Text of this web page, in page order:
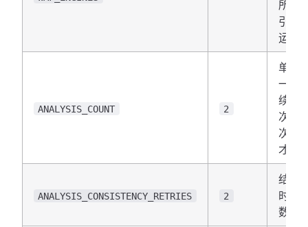
所有
引擎
运行
ANALYSIS_COUNT 2
单平
一条
续分
次，
次结
才采
ANALYSIS_CONSISTENCY_RETRIES 2
结果
时的
数